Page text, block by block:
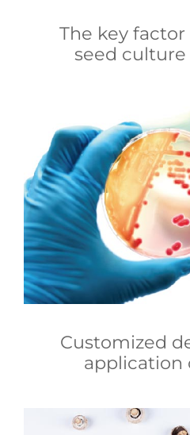
The key
seed
Customized
application